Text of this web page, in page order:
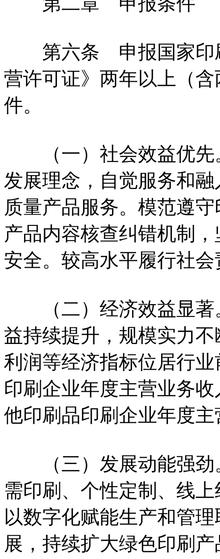
第六条 申报国家印刷
营许可证》两年以上（
件。
（一）社会效益优先
发展理念，自觉服务和
质量产品服务。模范遵
产品内容核查纠错机制
安全。较高水平履行社会
（二）经济效益显著
益持续提升，规模实力
利润等经济指标位居行
印刷企业年度主营业务
他印刷品印刷企业年度
（三）发展动能强劲
需印刷、个性定制、线
以数字化赋能生产和管
展，持续扩大绿色印刷